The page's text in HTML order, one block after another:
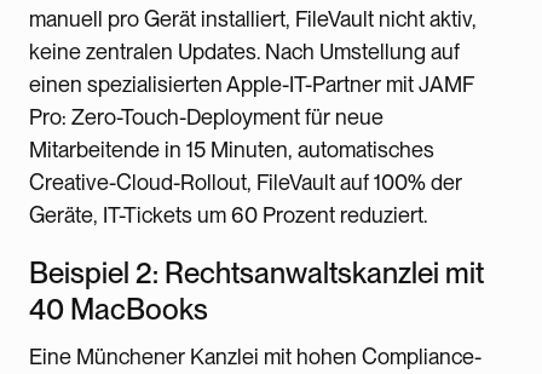
manuell pro Gerät installiert, FileVault nicht aktiv,
keine zentralen Updates. Nach Umstellung auf
einen spezialisierten Apple-IT-Partner mit JAMF
Pro: Zero-Touch-Deployment für neue
Mitarbeitende in 15 Minuten, automatisches
Creative-Cloud-Rollout, FileVault auf 100% der
Geräte, IT-Tickets um 60 Prozent reduziert.
Beispiel 2: Rechtsanwaltskanzlei mit
40 MacBooks
Eine Münchener Kanzlei mit hohen Compliance-